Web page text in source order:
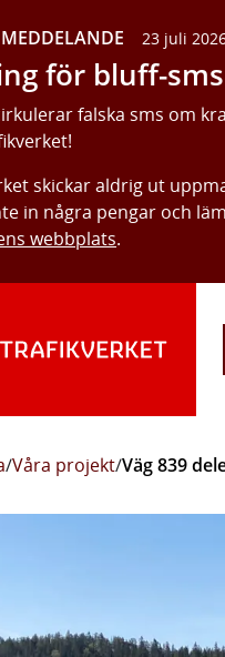
23 juli
för bluff-sms
falska sms om
skickar aldrig ut
in några pengar och
webbplats.
/Våra projekt/Väg 839